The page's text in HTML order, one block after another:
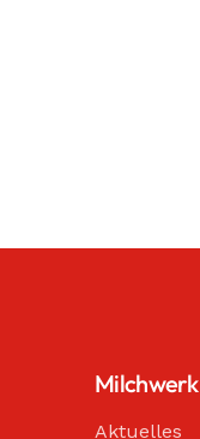
Milchwerk
Aktuelles